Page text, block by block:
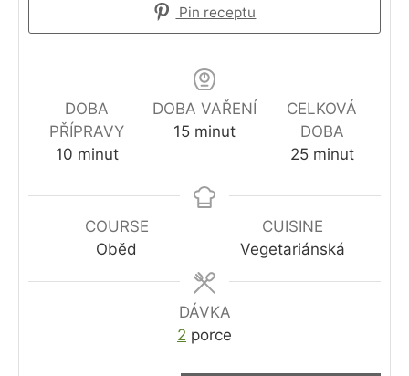
Pin receptu
DOBA
PŘÍPRAVY
10minutes
minut
DOBA VAŘENÍ
15minutes
minut
CELKOVÁ
DOBA
25minutes
minut
COURSE
Oběd
CUISINE
Vegetariánská
DÁVKA
2 porce